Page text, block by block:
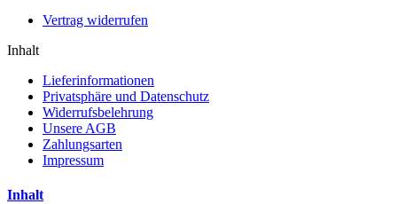
Vertrag widerrufen
Inhalt
Lieferinformationen
Privatsphäre und Datenschutz
Widerrufsbelehrung
Unsere AGB
Zahlungsarten
Impressum
Inhalt